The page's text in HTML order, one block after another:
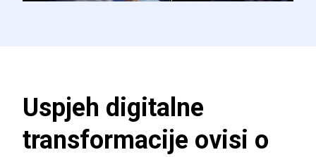
Uspjeh digitalne
transformacije ovisi o